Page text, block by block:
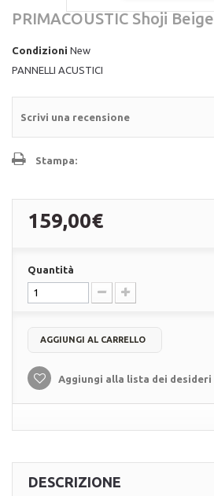
PRIMACOUSTIC Shoji Beige
Condizioni New
PANNELLI ACUSTICI
Scrivi una recensione
Stampa:
159,00€
Quantità
AGGIUNGI AL CARRELLO
Aggiungi alla lista dei desideri
DESCRIZIONE